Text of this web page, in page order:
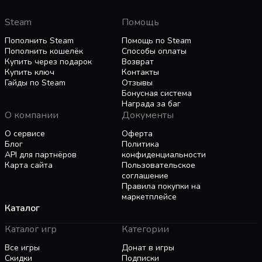
Steam
Пополнить Steam
Пополнить кошелёк
Купить через подарок
Купить ключ
Гайды по Steam
Помощь
Помощь по Steam
Способы оплаты
Возврат
Контакты
Отзывы
Бонусная система
Награда за баг
О компании
О сервисе
Блог
API для партнёров
Карта сайта
Документы
Оферта
Политика
конфиденциальности
Пользовательское
соглашение
Правила покупки на
маркетплейсе
Каталог
Каталог игр
Все игры
Скидки
Категории
Донат в игры
Подписки